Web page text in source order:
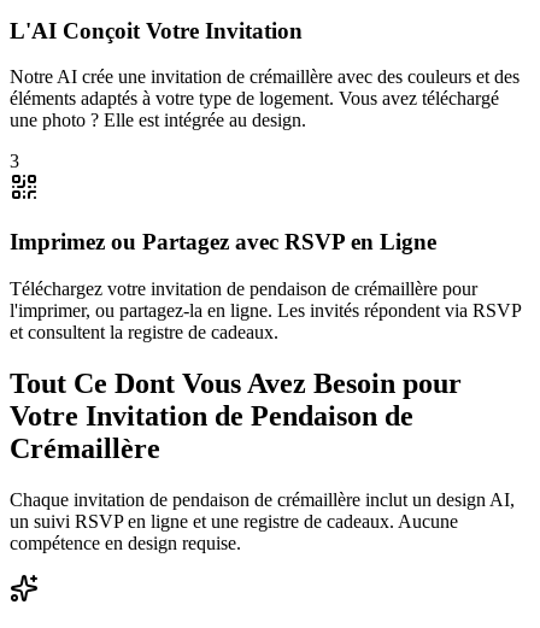
L'AI Conçoit Votre Invitation
Notre AI crée une invitation de crémaillère avec des couleurs et des
éléments adaptés à votre type de logement. Vous avez téléchargé
une photo ? Elle est intégrée au design.
3
Imprimez ou Partagez avec RSVP en Ligne
Téléchargez votre invitation de pendaison de crémaillère pour
l'imprimer, ou partagez-la en ligne. Les invités répondent via RSVP
et consultent la registre de cadeaux.
Tout Ce Dont Vous Avez Besoin pour
Votre Invitation de Pendaison de
Crémaillère
Chaque invitation de pendaison de crémaillère inclut un design AI,
un suivi RSVP en ligne et une registre de cadeaux. Aucune
compétence en design requise.